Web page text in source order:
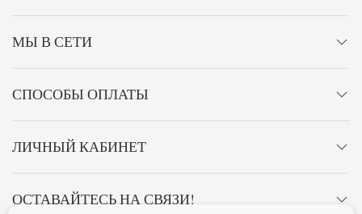
МЫ В СЕТИ
СПОСОБЫ ОПЛАТЫ
ЛИЧНЫЙ КАБИНЕТ
ОСТАВАЙТЕСЬ НА СВЯЗИ!